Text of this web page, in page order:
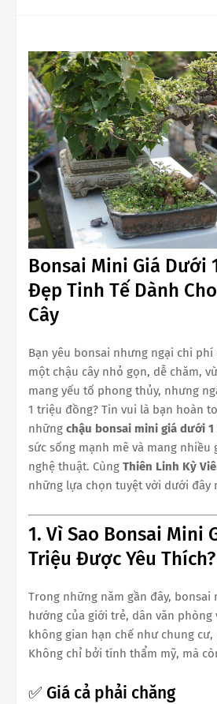
Bonsai Mini Giá Dưới
Đẹp Tinh Tế Dành
Cây
Bạn yêu bonsai nhưng ngại chi phí
một chậu cây nhỏ gọn, dễ chăm,
mang yếu tố phong thủy, nhưng
1 triệu đồng? Tin vui là bạn hoàn
những chậu bonsai mini giá dưới
sức sống mạnh mẽ và mang
nghệ thuật. Cùng Thiên Linh Kỳ
những lựa chọn tuyệt vời dưới đây
1. Vì Sao Bonsai Mini
Triệu Được Yêu Thích?
Trong những năm gần đây,
hướng của giới trẻ, dân văn
không gian hạn chế như chung
Không chỉ bởi tính thẩm mỹ, mà
✅ Giá cả phải chăng